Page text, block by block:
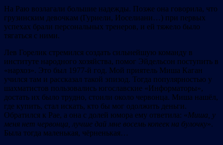
На Раю возлагали большие надежды. Позже она говорила, что
грузинским девочкам (Гуриели, Иоселиани…) при первых
успехах брали персональных тренеров, и ей тяжело было
тягаться с ними.
Лев Горелик стремился создать сильнейшую команду в
институте народного хозяйства, помог Эйдельсон поступить в
«нархоз». Это был 1977-й год. Мой приятель Миша Каган
учился там и рассказал такой эпизод. Тогда популярностью у
шахматистов пользовались югославские «Информаторы»,
достать их было трудно, стоили около червонца. Миша нашёл,
где купить, стал искать, кто бы мог одолжить деньги.
Обратился к Рае, а она с долей юмора ему ответила: «Миша, у
меня нет червонца, лучше дай мне восемь копеек на булочку».
Была тогда маленькая, чёрненькая…